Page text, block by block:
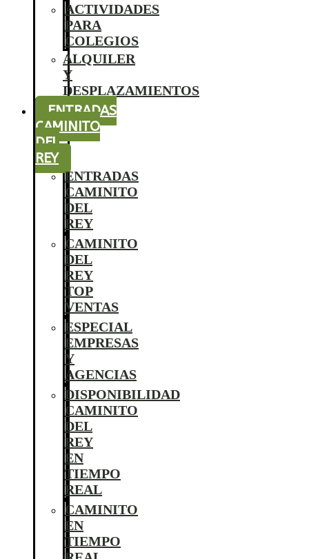
ACTIVIDADES
PARA
COLEGIOS
ALQUILER
Y
DESPLAZAMIENTOS
ENTRADAS
CAMINITO
DEL
REY
ENTRADAS
CAMINITO
DEL
REY
CAMINITO
DEL
REY
TOP
VENTAS
ESPECIAL
EMPRESAS
Y
AGENCIAS
DISPONIBILIDAD
CAMINITO
DEL
REY
EN
TIEMPO
REAL
CAMINITO
EN
TIEMPO